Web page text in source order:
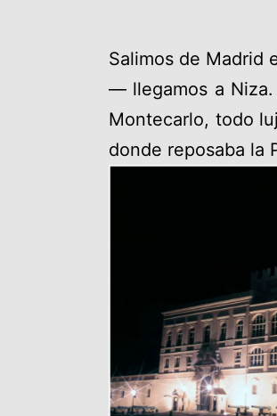
Salimos de Madrid
— llegamos a Niza.
Montecarlo, todo
donde reposaba la